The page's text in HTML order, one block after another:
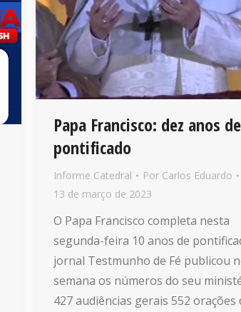
Papa Francisco: dez anos de
pontificado
Informe Catedral Por Carlos Eduardo
13 de março de 2023
O Papa Francisco completa nesta
segunda-feira 10 anos de
jornal Testmunho de Fé publicou
semana os números do seu
427 audiências gerais 552 orações